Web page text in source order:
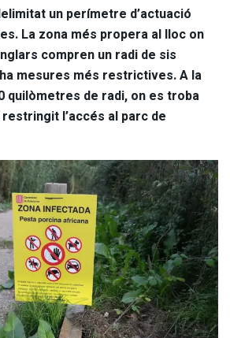
un perímetre d’actuació
La zona més propera al lloc on
compren un radi de sis
mesures més restrictives. A la
quilòmetres de radi, on es troba
restringit l’accés al parc de